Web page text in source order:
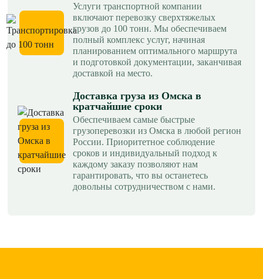
Услуги транспортной компании
включают перевозку сверхтяжелых
грузов до 100 тонн. Мы обеспечиваем
полный комплекс услуг, начиная
планированием оптимального маршрута
и подготовкой документации, заканчивая
доставкой на место.
Доставка груза из Омска в
кратчайшие сроки
Обеспечиваем самые быстрые
грузоперевозки из Омска в любой регион
России. Приоритетное соблюдение
сроков и индивидуальный подход к
каждому заказу позволяют нам
гарантировать, что вы останетесь
довольны сотрудничеством с нами.